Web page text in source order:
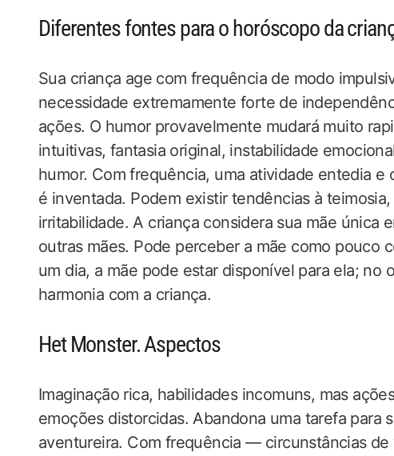
Diferentes fontes para o horóscopo da
Sua criança age com frequência de modo
necessidade extremamente forte de
ações. O humor provavelmente mudará muito
intuitivas, fantasia original, instabilidade
humor. Com frequência, uma atividade entedia
é inventada. Podem existir tendências à
irritabilidade. A criança considera sua mãe única
outras mães. Pode perceber a mãe como pouco
um dia, a mãe pode estar disponível para ela; no
harmonia com a criança.
Het Monster. Aspectos
Imaginação rica, habilidades incomuns, mas
emoções distorcidas. Abandona uma tarefa para
aventureira. Com frequência — circunstâncias